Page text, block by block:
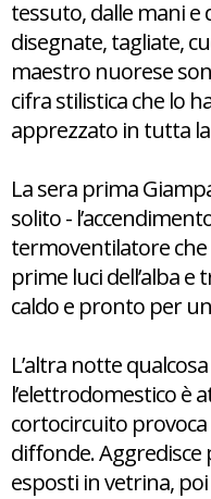
tessuto, dalle mani e
disegnate, tagliate,
maestro nuorese
cifra stilistica che lo
apprezzato in tutta
La sera prima
solito -
termoventilatore che
prime luci dell’alba
caldo e pronto per
L’altra notte
l’elettrodomestico è
cortocircuito
diffonde.
esposti in vetrina,